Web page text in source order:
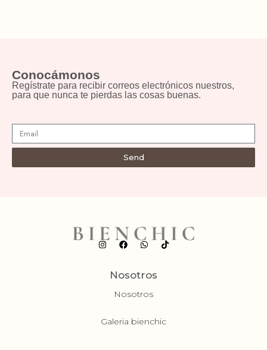
Conocámonos
Regístrate para recibir correos electrónicos nuestros,
para que nunca te pierdas las cosas buenas.
Send
Nosotros
Nosotros
Galeria bienchic